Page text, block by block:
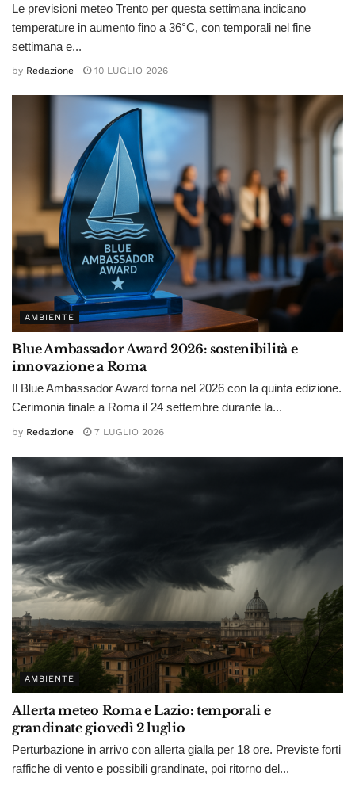
Le previsioni meteo Trento per questa settimana indicano
temperature in aumento fino a 36°C, con temporali nel fine
settimana e...
by Redazione 10 LUGLIO 2026
AMBIENTE
Blue Ambassador Award 2026: sostenibilità e
innovazione a Roma
Il Blue Ambassador Award torna nel 2026 con la quinta edizione.
Cerimonia finale a Roma il 24 settembre durante la...
by Redazione 7 LUGLIO 2026
AMBIENTE
Allerta meteo Roma e Lazio: temporali e
grandinate giovedì 2 luglio
Perturbazione in arrivo con allerta gialla per 18 ore. Previste forti
raffiche di vento e possibili grandinate, poi ritorno del...